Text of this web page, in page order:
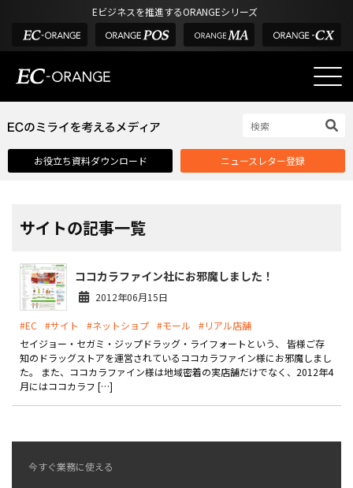
Eビジネスを推進するORANGEシリーズ
選ばれる理由
課題解決例
外部サービス連携
インフラ環境・サポート
費用
製品
通販受注対応
お役立ち資料ダウンロード ニュースレター登録
サイトの記事一覧
ココカラファイン社にお邪魔しました！
2012年06月15日
#EC #サイト #ネットショプ #モール
#リアル店舗
セイジョー・セガミ・ジップドラッグ・ライフォートという、 皆様ご存
知のドラッグストアを運営されているココカラファイン様にお邪魔しまし
た。 また、ココカラファイン様は地域密着の実店舗だけでなく、2012年4
月にはココカラフ […]
今すぐ業務に使える